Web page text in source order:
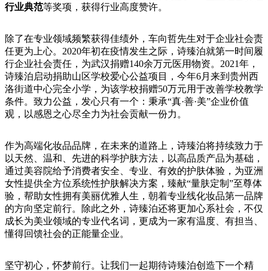
行业典范等奖项，获得行业高度赞许。
除了在专业领域频繁获得佳绩外，车向哲先生对于企业社会责
任更为上心。2020年初在疫情发生之际，诗臻泊就第一时间履
行企业社会责任，为武汉捐赠140余万元医用物资。2021年，
诗臻泊启动捐助山区学校爱心公益项目，今年6月来到贵州西
洛街道中心完全小学，为该学校捐赠50万元用于改善学校教学
条件。致力公益，发心只有一个：秉承“真·善·美”企业价值
观，以感恩之心尽全力为社会贡献一份力。
作为高端化妆品品牌，在未来的道路上，诗臻泊将持续致力于
以天然、温和、先进的科学护肤方法，以高品质产品为基础，
通过美容院给予消费者安全、专业、有效的护肤体验，为亚洲
女性提供全方位系统性护肤解决方案，臻献“量肤定制”至尊体
验，帮助女性拥有美丽优雅人生，朝着专业线化妆品第一品牌
的方向坚定前行。除此之外，诗臻泊还将更加心系社会，不仅
成长为美业领域的专业代名词，更成为一家有温度、有担当、
懂得回馈社会的正能量企业。
坚守初心，怀梦前行。让我们一起期待诗臻泊创造下一个精